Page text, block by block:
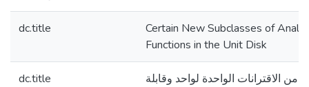
dc.title
Certain New Subclasses of
Functions in the Unit Disk
dc.title
الاقترانات الواحدة لواحد وقابلة